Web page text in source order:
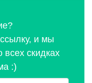
и мы
скидках
:)